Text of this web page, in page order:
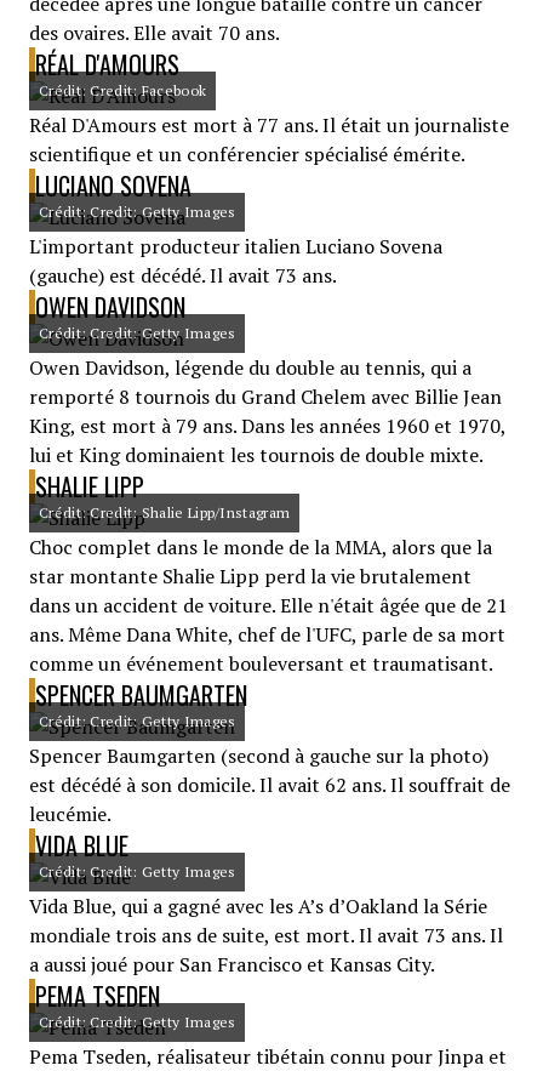
des ovaires. Elle avait 70 ans.
RÉAL D'AMOURS
Crédit: Credit: Facebook
Réal D'Amours est mort à 77 ans. Il était un journaliste
scientifique et un conférencier spécialisé émérite.
LUCIANO SOVENA
Crédit: Credit: Getty Images
L'important producteur italien Luciano Sovena
(gauche) est décédé. Il avait 73 ans.
OWEN DAVIDSON
Crédit: Credit: Getty Images
Owen Davidson, légende du double au tennis, qui a
remporté 8 tournois du Grand Chelem avec Billie Jean
King, est mort à 79 ans. Dans les années 1960 et 1970,
lui et King dominaient les tournois de double mixte.
SHALIE LIPP
Crédit: Credit: Shalie Lipp/Instagram
Choc complet dans le monde de la MMA, alors que la
star montante Shalie Lipp perd la vie brutalement
dans un accident de voiture. Elle n'était âgée que de 21
ans. Même Dana White, chef de l'UFC, parle de sa mort
comme un événement bouleversant et traumatisant.
SPENCER BAUMGARTEN
Crédit: Credit: Getty Images
Spencer Baumgarten (second à gauche sur la photo)
est décédé à son domicile. Il avait 62 ans. Il souffrait de
leucémie.
VIDA BLUE
Crédit: Credit: Getty Images
Vida Blue, qui a gagné avec les A’s d’Oakland la Série
mondiale trois ans de suite, est mort. Il avait 73 ans. Il
a aussi joué pour San Francisco et Kansas City.
PEMA TSEDEN
Crédit: Credit: Getty Images
Pema Tseden, réalisateur tibétain connu pour Jinpa et